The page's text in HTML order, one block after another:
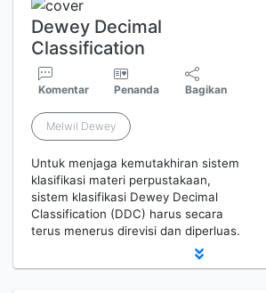
Dewey Decimal
Classification
Komentar Penanda Bagikan
Melwil Dewey
Untuk menjaga kemutakhiran sistem
klasifikasi materi perpustakaan,
sistem klasifikasi Dewey Decimal
Classification (DDC) harus secara
terus menerus direvisi dan diperluas.